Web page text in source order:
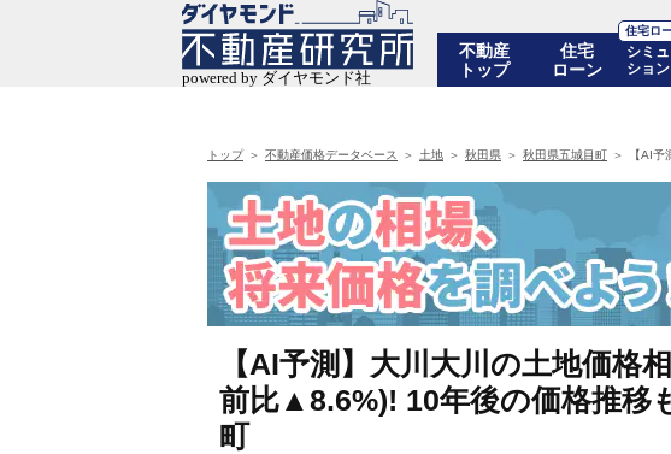
不動産
トップ
住宅
ローン
住宅ロ
シミ
ション
トップ 不動産価格データベース 土地 秋田県 秋田県五城目町 【AI
【AI予測】大川大川の土地価格
前比▲8.6%)! 10年後の価格推移
町